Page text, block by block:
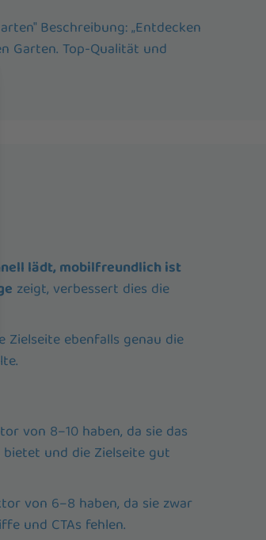
Beschreibung: „Entdecken
Garten. Top-Qualität und
lädt, mobilfreundlich ist
zeigt, verbessert dies die
Zielseite ebenfalls genau die
von 8–10 haben, da sie das
und die Zielseite gut
von 6–8 haben, da sie zwar
und CTAs fehlen.